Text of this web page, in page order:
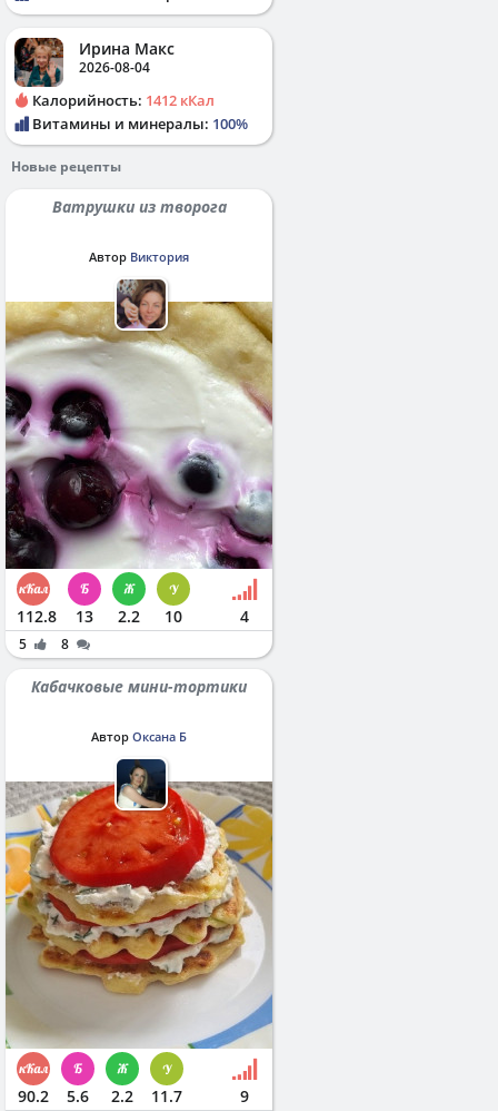
Ирина Макс
2026-08-04
Калорийность: 1412 кКал
Витамины и минералы: 100%
Новые рецепты
Ватрушки из творога
Автор Виктория
112.8 13 2.2 10 4
5 8
Кабачковые мини-тортики
Автор Оксана Б
90.2 5.6 2.2 11.7 9